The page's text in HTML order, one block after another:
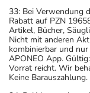
33: Bei Verwendung
Rabatt auf PZN
Artikel, Bücher,
Nicht mit anderen
kombinierbar und
APONEO App.
Vorrat reicht. Wir
Keine Barauszahlung.